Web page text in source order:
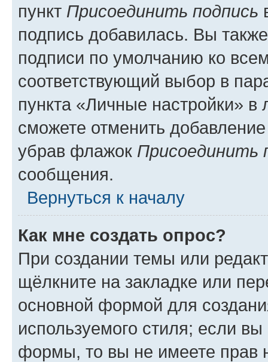
пункт Присоединить подпись
подпись добавилась. Вы
подписи по умолчанию ко
соответствующий выбор в
пункта «Личные настройки»
сможете отменить
убрав флажок Присоединить
сообщения.
Вернуться к началу
Как мне создать опрос?
При создании темы или
щёлкните на закладке или
основной формой для
используемого стиля; если
формы, то вы не имеете прав